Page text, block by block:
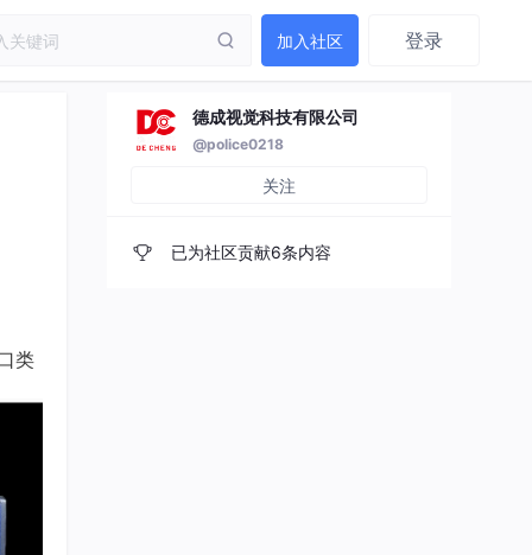
加入社区 登录
类
德成视觉科技有限公司
@police0218
关注
已为社区贡献6条内容